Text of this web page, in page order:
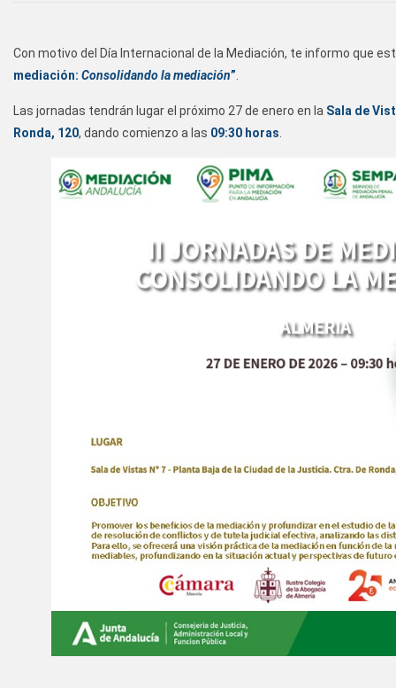
Con motivo del Día Internacional de la Mediación, te informo que
mediación: Consolidando la mediación”.
Las jornadas tendrán lugar el próximo 27 de enero en la Sala de
Ronda, 120, dando comienzo a las 09:30 horas.